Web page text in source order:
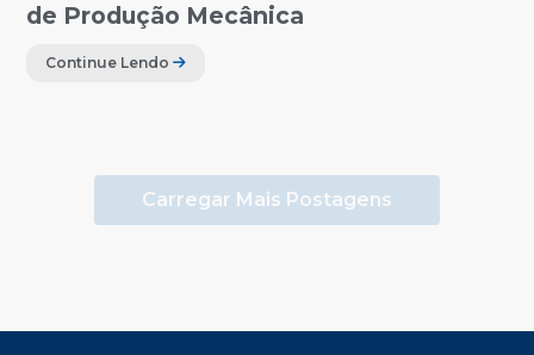
de Produção Mecânica
Continue Lendo
Carregar Mais Postagens